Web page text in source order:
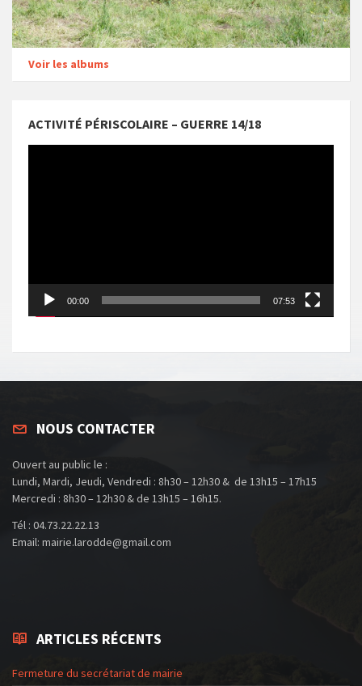
Voir les albums
ACTIVITÉ PÉRISCOLAIRE – GUERRE 14/18
Lecteur
00:00 07:53
NOUS CONTACTER
Ouvert au public le :
Lundi, Mardi, Jeudi, Vendredi : 8h30 – 12h30 & de 13h15 – 17h15
Mercredi : 8h30 – 12h30 & de 13h15 – 16h15.
Tél : 04.73.22.22.13
Email: mairie.larodde@gmail.com
ARTICLES RÉCENTS
Fermeture du secrétariat de mairie